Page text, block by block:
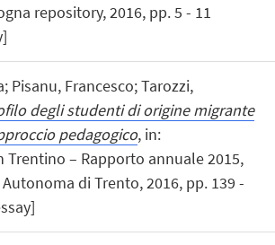
repository, 2016, pp. 5 - 11
Pisanu, Francesco; Tarozzi,
degli studenti di origine migrante
pedagogico, in:
Trentino – Rapporto annuale 2015,
di Trento, 2016, pp. 139 -